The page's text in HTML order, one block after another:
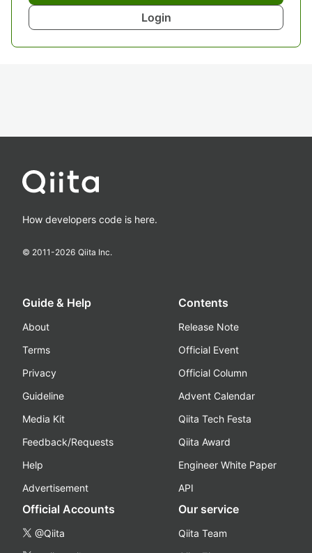
Login
How developers code is here.
© 2011-2026 Qiita Inc.
Guide & Help
About
Terms
Privacy
Guideline
Media Kit
Feedback/Requests
Help
Advertisement
Contents
Release Note
Official Event
Official Column
Advent Calendar
Qiita Tech Festa
Qiita Award
Engineer White Paper
API
Official Accounts
@Qiita
Our service
Qiita Team